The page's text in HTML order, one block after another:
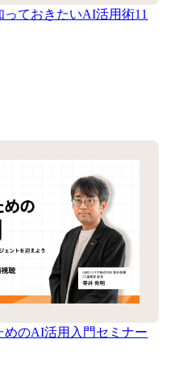
ておきたいAI活用術11
めのAI活用入門セミナー